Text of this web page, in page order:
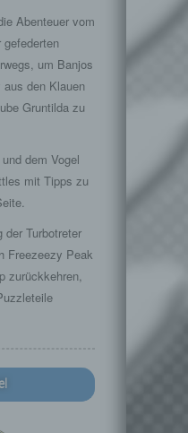
Abenteuer vom
gefederten
um Banjos
den Klauen
Gruntilda zu
dem Vogel
mit Tipps zu
der Turbotreter
Freezeezy Peak
zurückkehren,